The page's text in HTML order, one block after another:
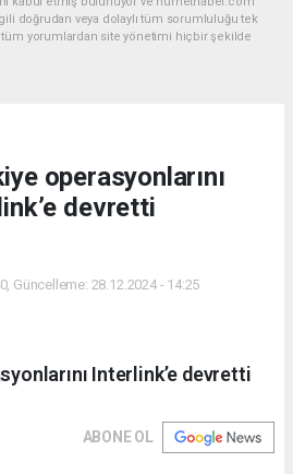
doğrudan veya dolaylı tüm sorumluluğu tek
tüm yorumlardan site yönetimi hiçbir şekilde
operasyonlarını
devretti
Güncelleme: 28.12.2024 - 14:25
Interlink’e devretti
ABONE OL